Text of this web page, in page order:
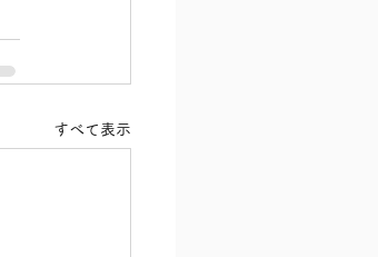
すべて表示